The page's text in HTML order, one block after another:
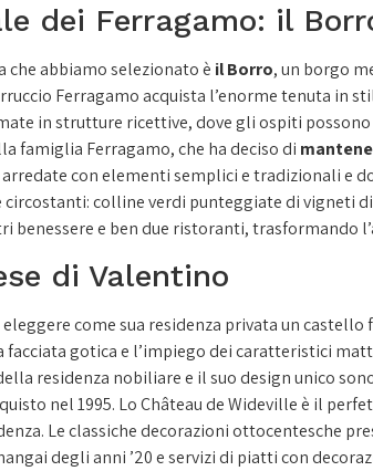
dei Ferragamo: il
che abbiamo selezionato è il Borro, un borgo
Ferragamo acquista l’enorme tenuta in
in strutture ricettive, dove gli ospiti
famiglia Ferragamo, che ha deciso di
con elementi semplici e tradizionali
colline verdi punteggiate di vigneti
benessere e ben due ristoranti,
di Valentino
come sua residenza privata un castello
facciata gotica e l’impiego dei caratteristici
residenza nobiliare e il suo design unico
nel 1995. Lo Château de Wideville è il
Le classiche decorazioni ottocentesche
degli anni ’20 e servizi di piatti con